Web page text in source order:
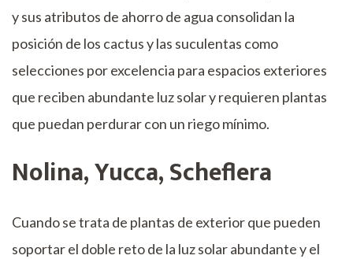
y sus atributos de ahorro de agua consolidan la
posición de los cactus y las suculentas como
selecciones por excelencia para espacios exteriores
que reciben abundante luz solar y requieren plantas
que puedan perdurar con un riego mínimo.
Nolina, Yucca, Scheflera
Cuando se trata de plantas de exterior que pueden
soportar el doble reto de la luz solar abundante y el